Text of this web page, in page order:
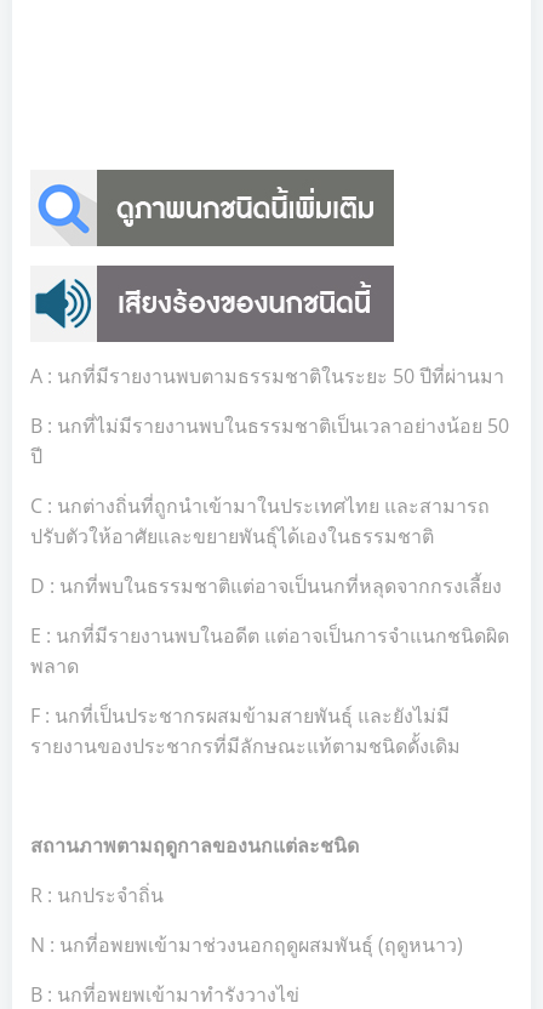
A : นกที่มีรายงานพบตามธรรมชาติในระยะ 50 ปีที่ผ่านมา
B : นกที่ไม่มีรายงานพบในธรรมชาติเป็นเวลาอย่างน้อย 50
ปี
C : นกต่างถิ่นที่ถูกนำเข้ามาในประเทศไทย และสามารถ
ปรับตัวให้อาศัยและขยายพันธุ์ได้เองในธรรมชาติ
D : นกที่พบในธรรมชาติแต่อาจเป็นนกที่หลุดจากกรงเลี้ยง
E : นกที่มีรายงานพบในอดีต แต่อาจเป็นการจำแนกชนิดผิด
พลาด
F : นกที่เป็นประชากรผสมข้ามสายพันธุ์ และยังไม่มี
รายงานของประชากรที่มีลักษณะแท้ตามชนิดดั้งเดิม
สถานภาพตามฤดูกาลของนกแต่ละชนิด
R : นกประจำถิ่น
N : นกที่อพยพเข้ามาช่วงนอกฤดูผสมพันธุ์ (ฤดูหนาว)
B : นกที่อพยพเข้ามาทำรังวางไข่